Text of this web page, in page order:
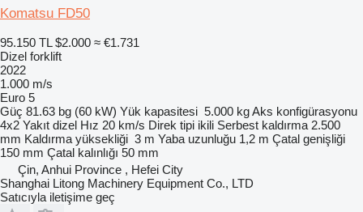
Komatsu FD50
95.150 TL $2.000 ≈ €1.731
Dizel forklift
2022
1.000 m/s
Euro 5
Güç 81.63 bg (60 kW) Yük kapasitesi 5.000 kgAks konfigürasyonu
4x2 Yakıt dizel Hız 20 km/s Direk tipi ikili Serbest kaldırma 2.500
mm Kaldırma yüksekliği 3 m Yaba uzunluğu 1,2 m Çatal genişliği
150 mm Çatal kalınlığı 50 mm
Çin, Anhui Province , Hefei City
Shanghai Litong Machinery Equipment Co., LTD
Satıcıyla iletişime geç